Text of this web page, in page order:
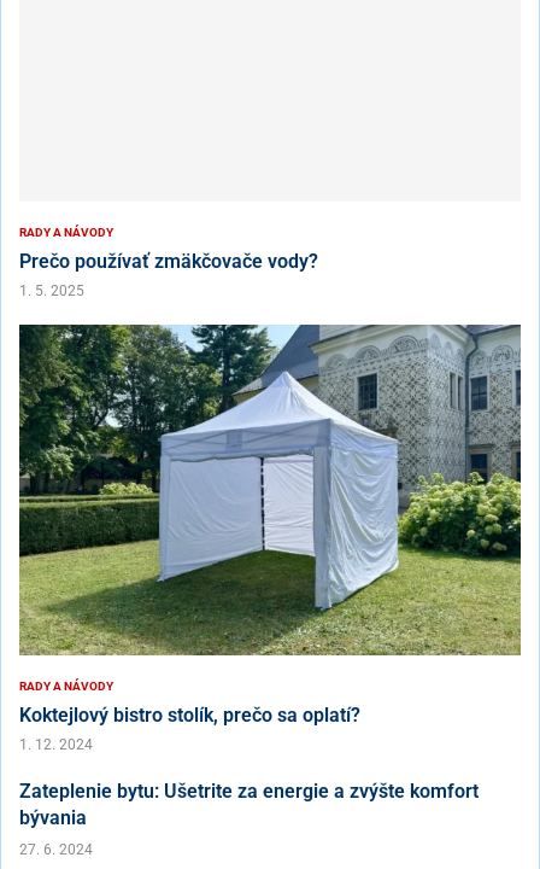
RADY A NÁVODY
Prečo používať zmäkčovače vody?
1. 5. 2025
RADY A NÁVODY
Koktejlový bistro stolík, prečo sa oplatí?
1. 12. 2024
Zateplenie bytu: Ušetrite za energie a zvýšte komfort
bývania
27. 6. 2024